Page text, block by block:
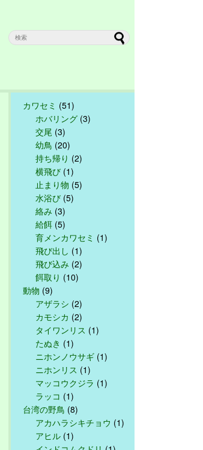
カワセミ (51)
ホバリング (3)
交尾 (3)
幼鳥 (20)
持ち帰り (2)
横飛び (1)
止まり物 (5)
水浴び (5)
絡み (3)
給餌 (5)
育メンカワセミ (1)
飛び出し (1)
飛び込み (2)
餌取り (10)
動物 (9)
アザラシ (2)
カモシカ (2)
タイワンリス (1)
たぬき (1)
ニホンノウサギ (1)
ニホンリス (1)
マッコウクジラ (1)
ラッコ (1)
台湾の野鳥 (8)
アカハラシキチョウ (1)
アヒル (1)